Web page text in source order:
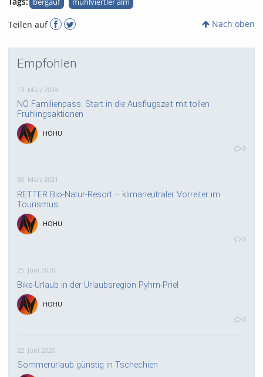
bergauf mühlviertler alm
Teilen auf Nach oben
Empfohlen
13. März 2024
NÖ Familienpass: Start in die Ausflugszeit mit tollen
Frühlingsaktionen
HOHU
0
30. März 2021
RETTER Bio-Natur-Resort – klimaneutraler Vorreiter im
Tourismus
HOHU
0
25. Juni 2020
Bike-Urlaub in der Urlaubsregion Pyhrn-Priel
HOHU
0
22. Juni 2020
Sommerurlaub günstig in Tschechien